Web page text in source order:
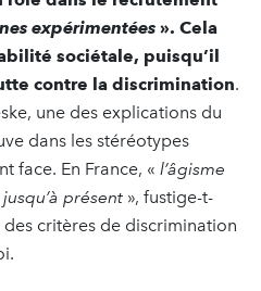
expérimentées ». Cela
sociétale, puisqu’il
contre la discrimination.
une des explications du
dans les stéréotypes
face. En France, « l’âgisme
présent », fustige-t-
des critères de discrimination